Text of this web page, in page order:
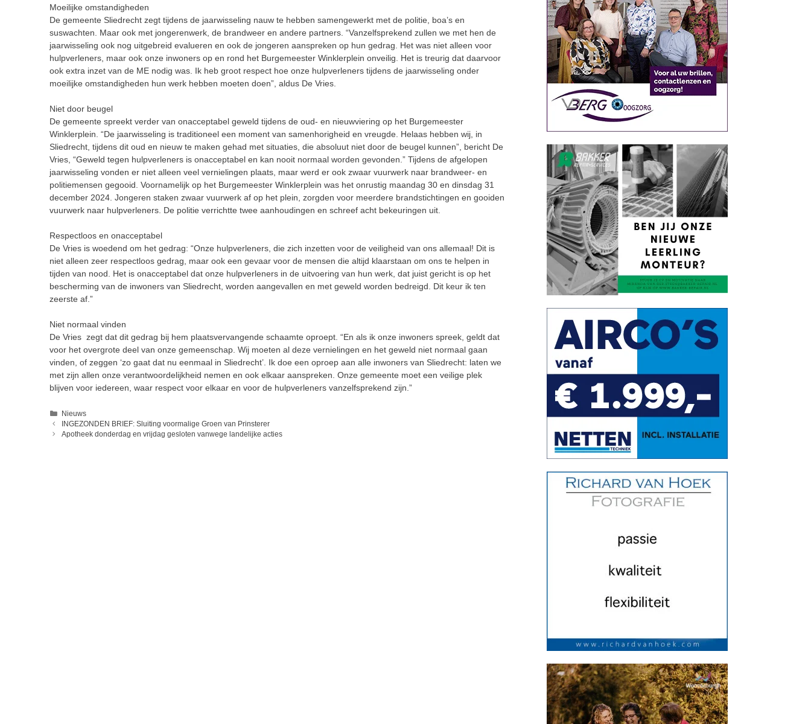
Moeilijke omstandigheden
De gemeente Sliedrecht zegt tijdens de jaarwisseling nauw te hebben samengewerkt met de politie, boa’s en
suswachten. Maar ook met jongerenwerk, de brandweer en andere partners. “Vanzelfsprekend zullen we met hen de
jaarwisseling ook nog uitgebreid evalueren en ook de jongeren aanspreken op hun gedrag. Het was niet alleen voor
hulpverleners, maar ook onze inwoners op en rond het Burgemeester Winklerplein onveilig. Het is treurig dat daarvoor
ook extra inzet van de ME nodig was. Ik heb groot respect hoe onze hulpverleners tijdens de jaarwisseling onder
moeilijke omstandigheden hun werk hebben moeten doen”, aldus De Vries.
Niet door beugel
De gemeente spreekt verder van onacceptabel geweld tijdens de oud- en nieuwviering op het Burgemeester
Winklerplein. “De jaarwisseling is traditioneel een moment van samenhorigheid en vreugde. Helaas hebben wij, in
Sliedrecht, tijdens dit oud en nieuw te maken gehad met situaties, die absoluut niet door de beugel kunnen”, bericht De
Vries, “Geweld tegen hulpverleners is onacceptabel en kan nooit normaal worden gevonden.” Tijdens de afgelopen
jaarwisseling vonden er niet alleen veel vernielingen plaats, maar werd er ook zwaar vuurwerk naar brandweer- en
politiemensen gegooid. Voornamelijk op het Burgemeester Winklerplein was het onrustig maandag 30 en dinsdag 31
december 2024. Jongeren staken zwaar vuurwerk af op het plein, zorgden voor meerdere brandstichtingen en gooiden
vuurwerk naar hulpverleners. De politie verrichtte twee aanhoudingen en schreef acht bekeuringen uit.
Respectloos en onacceptabel
De Vries is woedend om het gedrag: “Onze hulpverleners, die zich inzetten voor de veiligheid van ons allemaal! Dit is
niet alleen zeer respectloos gedrag, maar ook een gevaar voor de mensen die altijd klaarstaan om ons te helpen in
tijden van nood. Het is onacceptabel dat onze hulpverleners in de uitvoering van hun werk, dat juist gericht is op het
bescherming van de inwoners van Sliedrecht, worden aangevallen en met geweld worden bedreigd. Dit keur ik ten
zeerste af.”
Niet normaal vinden
De Vries zegt dat dit gedrag bij hem plaatsvervangende schaamte oproept. “En als ik onze inwoners spreek, geldt dat
voor het overgrote deel van onze gemeenschap. Wij moeten al deze vernielingen en het geweld niet normaal gaan
vinden, of zeggen ‘zo gaat dat nu eenmaal in Sliedrecht’. Ik doe een oproep aan alle inwoners van Sliedrecht: laten we
met zijn allen onze verantwoordelijkheid nemen en ook elkaar aanspreken. Onze gemeente moet een veilige plek
blijven voor iedereen, waar respect voor elkaar en voor de hulpverleners vanzelfsprekend zijn.”
Categorieën
Nieuws
INGEZONDEN BRIEF: Sluiting voormalige Groen van Prinsterer
Apotheek donderdag en vrijdag gesloten vanwege landelijke acties